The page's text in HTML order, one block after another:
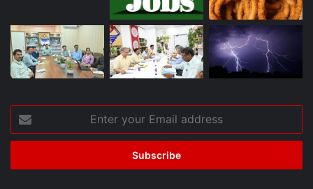
your
Email